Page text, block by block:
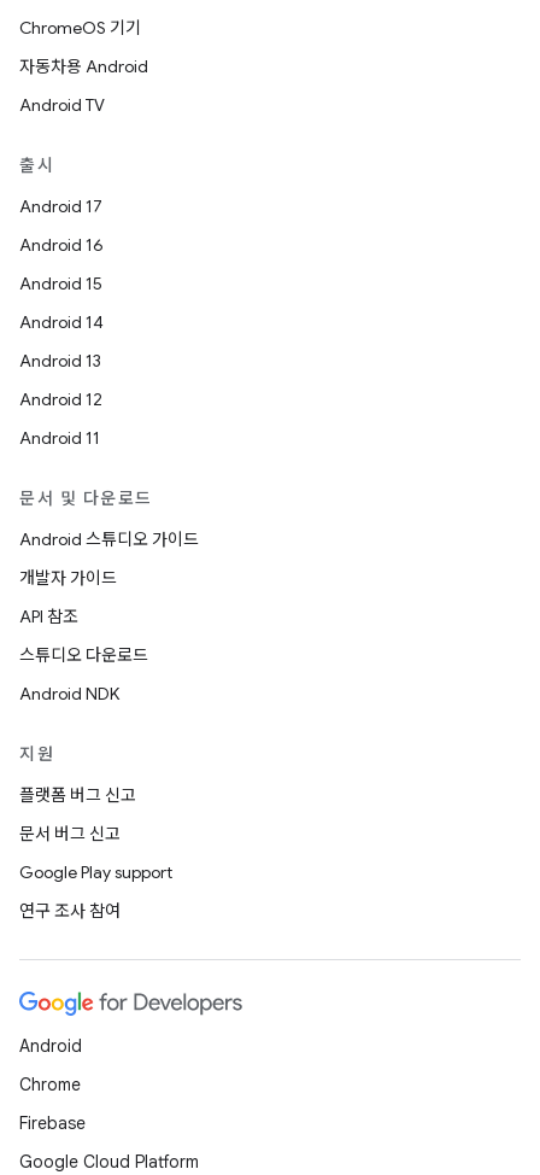
ChromeOS 기기
자동차용 Android
Android TV
출시
Android 17
Android 16
Android 15
Android 14
Android 13
Android 12
Android 11
문서 및 다운로드
Android 스튜디오 가이드
개발자 가이드
API 참조
스튜디오 다운로드
Android NDK
지원
플랫폼 버그 신고
문서 버그 신고
Google Play support
연구 조사 참여
Android
Chrome
Firebase
Google Cloud Platform